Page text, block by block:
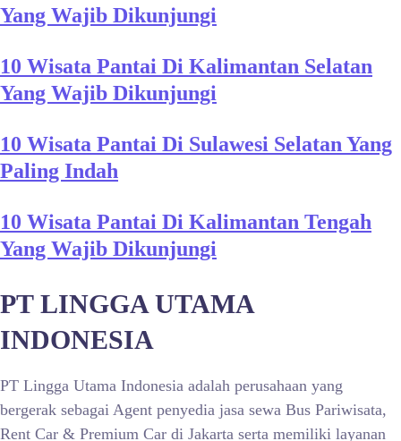
Yang Wajib Dikunjungi
10 Wisata Pantai Di Kalimantan Selatan
Yang Wajib Dikunjungi
10 Wisata Pantai Di Sulawesi Selatan Yang
Paling Indah
10 Wisata Pantai Di Kalimantan Tengah
Yang Wajib Dikunjungi
PT LINGGA UTAMA
INDONESIA
PT Lingga Utama Indonesia adalah perusahaan yang
bergerak sebagai Agent penyedia jasa sewa Bus Pariwisata,
Rent Car & Premium Car di Jakarta serta memiliki layanan